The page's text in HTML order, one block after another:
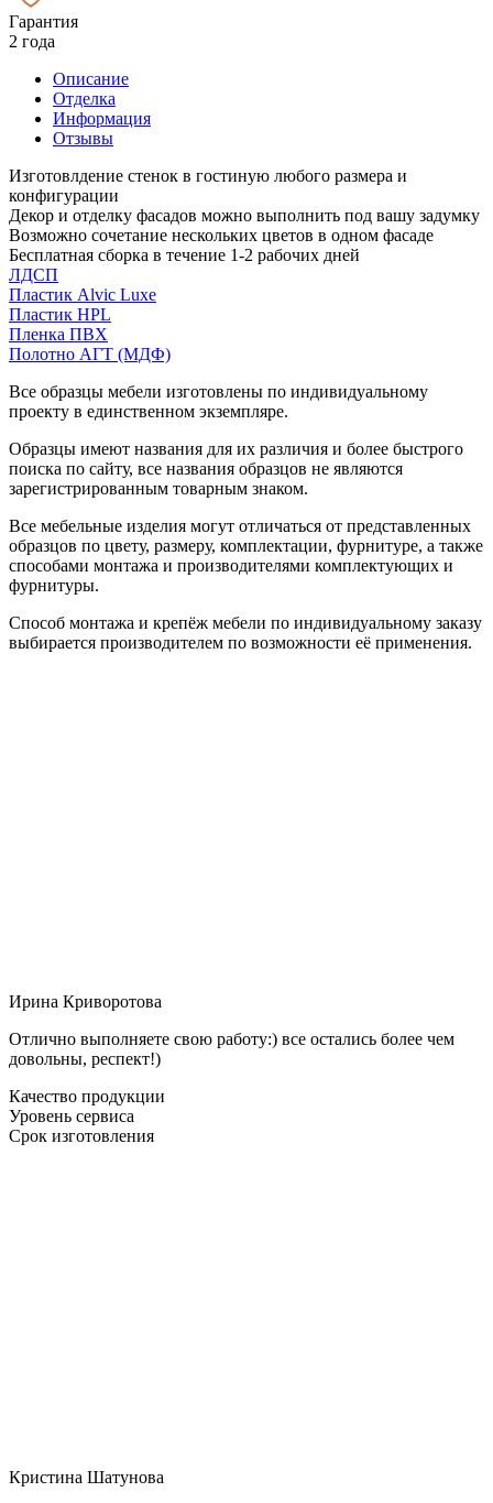
Гарантия
2 года
Описание
Отделка
Информация
Отзывы
Изготовлдение стенок в гостиную любого размера и
конфигурации
Декор и отделку фасадов можно выполнить под вашу задумку
Возможно сочетание нескольких цветов в одном фасаде
Бесплатная сборка в течение 1-2 рабочих дней
ЛДСП
Пластик Alvic Luxe
Пластик HPL
Пленка ПВХ
Полотно АГТ (МДФ)
Все образцы мебели изготовлены по индивидуальному
проекту в единственном экземпляре.
Образцы имеют названия для их различия и более быстрого
поиска по сайту, все названия образцов не являются
зарегистрированным товарным знаком.
Все мебельные изделия могут отличаться от представленных
образцов по цвету, размеру, комплектации, фурнитуре, а также
способами монтажа и производителями комплектующих и
фурнитуры.
Способ монтажа и крепёж мебели по индивидуальному заказу
выбирается производителем по возможности её применения.
Ирина Криворотова
Отлично выполняете свою работу:) все остались более чем
довольны, респект!)
Качество продукции
Уровень сервиса
Срок изготовления
Кристина Шатунова